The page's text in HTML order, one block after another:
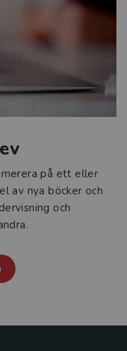
på ett eller
av nya böcker och
och